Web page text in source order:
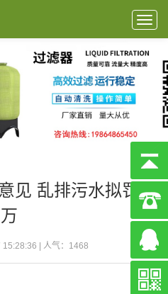
见 乱排污水拟罚50
万
| 人气： 1468